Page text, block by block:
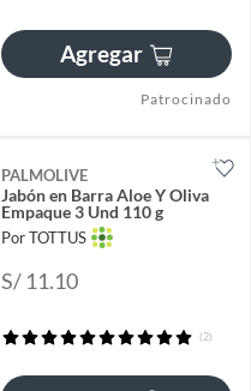
Agregar
Patrocinado
PALMOLIVE
Jabón en Barra Aloe Y Oliva
Empaque 3 Und 110 g
Por TOTTUS
S/ 11.10
(2)